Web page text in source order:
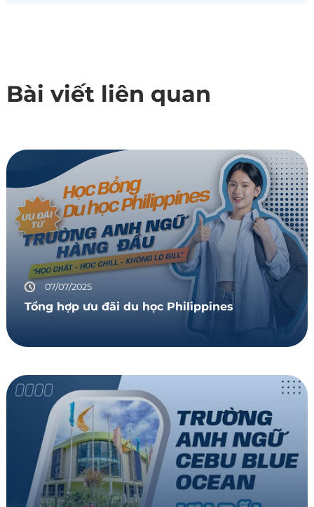
Bài viết liên quan
07/07/2025
Tổng hợp ưu đãi du học Philippines